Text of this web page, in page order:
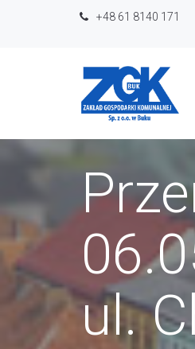
+48 61 8140 171
ul.